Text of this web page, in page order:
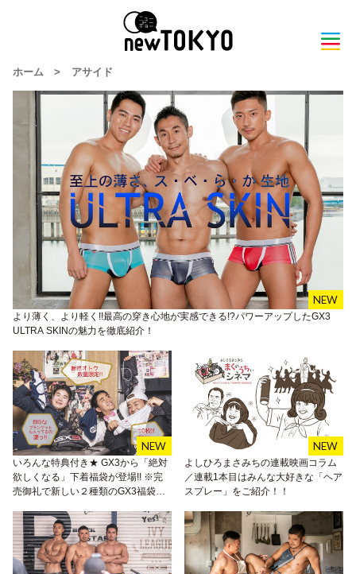
ホーム > アサイド
より薄く、より軽く!!最高の穿き心地が実感できる!?パワーアップしたGX3
ULTRA SKINの魅力を徹底紹介！
いろんな特典付き★ GX3から「絶対
欲しくなる」下着福袋が登場!! ※完
売御礼で新しい２種類のGX3福袋の
よしひろまさみちの連載映画コラム
／連載1本目はみんな大好きな「ヘア
スプレー」をご紹介！！